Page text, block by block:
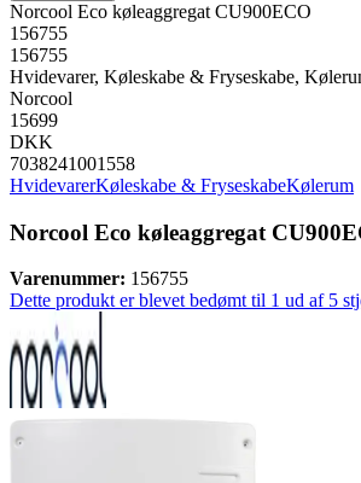
Norcool Eco køleaggregat CU900ECO
156755
156755
Hvidevarer, Køleskabe & Fryseskabe,
Norcool
15699
DKK
7038241001558
HvidevarerKøleskabe & FryseskabeKølerum
Norcool Eco køleaggregat
Varenummer: 156755
Dette produkt er blevet bedømt til 1 ud af 5